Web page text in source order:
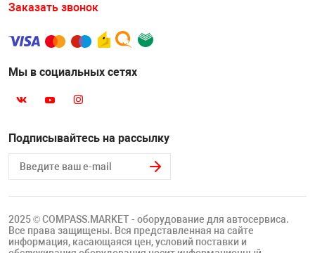
Заказать звонок
Мы в социальных сетях
Подписывайтесь на рассылку
2025 © COMPASS.MARKET - оборудование для автосервиса.
Все права защищены. Вся представленная на сайте
информация, касающаяся цен, условий поставки и